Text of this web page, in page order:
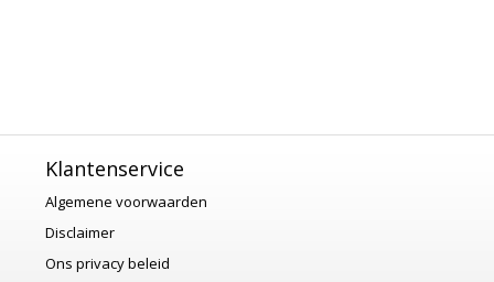
Klantenservice
Algemene voorwaarden
Disclaimer
Ons privacy beleid